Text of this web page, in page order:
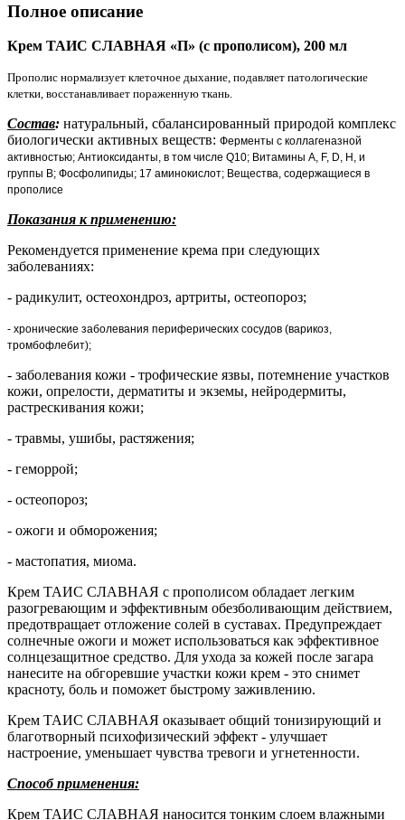
Полное описание
Крем ТАИС СЛАВНАЯ «П» (с прополисом), 200 мл
Прополис нормализует клеточное дыхание, подавляет патологические
клетки, восстанавливает пораженную ткань.
Состав: натуральный, сбалансированный природой комплекс
биологически активных веществ: Ферменты с коллагеназной
активностью; Антиоксиданты, в том числе Q10; Витамины A, F, D, H, и
группы B; Фосфолипиды; 17 аминокислот; Вещества, содержащиеся в
прополисе
Показания к применению:
Рекомендуется применение крема при следующих
заболеваниях:
- радикулит, остеохондроз, артриты, остеопороз;
- хронические заболевания периферических сосудов (варикоз,
тромбофлебит);
- заболевания кожи - трофические язвы, потемнение участков
кожи, опрелости, дерматиты и экземы, нейродермиты,
растрескивания кожи;
- травмы, ушибы, растяжения;
- геморрой;
- остеопороз;
- ожоги и обморожения;
- мастопатия, миома.
Крем ТАИС СЛАВНАЯ с прополисом обладает легким
разогревающим и эффективным обезболивающим действием,
предотвращает отложение солей в суставах. Предупреждает
солнечные ожоги и может использоваться как эффективное
солнцезащитное средство. Для ухода за кожей после загара
нанесите на обгоревшие участки кожи крем - это снимет
красноту, боль и поможет быстрому заживлению.
Крем ТАИС СЛАВНАЯ оказывает общий тонизирующий и
благотворный психофизический эффект - улучшает
настроение, уменьшает чувства тревоги и угнетенности.
Способ применения:
Крем ТАИС СЛАВНАЯ наносится тонким слоем влажными